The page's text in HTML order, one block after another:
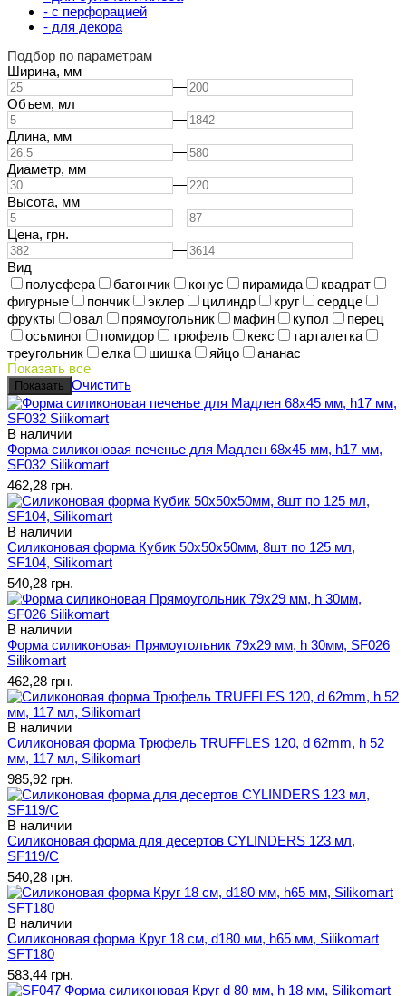
- с перфорацией
- для декора
Подбор по параметрам
Ширина, мм
—
Объем, мл
—
Длина, мм
—
Диаметр, мм
—
Высота, мм
—
Цена, грн.
—
Вид
полусфера
батончик конус пирамида
квадрат
фигурные
пончик эклер цилиндр круг
сердце
фрукты
овал прямоугольник мафин купол
перец
осьминог
помидор трюфель кекс
тарталетка
треугольник
елка шишка яйцо
ананас
Показать все
Очистить
В наличии
Форма силиконовая печенье для Мадлен 68х45 мм, h17 мм,
SF032 Silikomart
462,28 грн.
В наличии
Силиконовая форма Кубик 50х50х50мм, 8шт по 125 мл,
SF104, Silikomart
540,28 грн.
В наличии
Форма силиконовая Прямоугольник 79х29 мм, h 30мм, SF026
Silikomart
462,28 грн.
В наличии
Силиконовая форма Трюфель TRUFFLES 120, d 62mm, h 52
мм, 117 мл, Silikomart
985,92 грн.
В наличии
Силиконовая форма для десертов CYLINDERS 123 мл,
SF119/C
540,28 грн.
В наличии
Силиконовая форма Круг 18 см, d180 мм, h65 мм, Silikomart
SFT180
583,44 грн.